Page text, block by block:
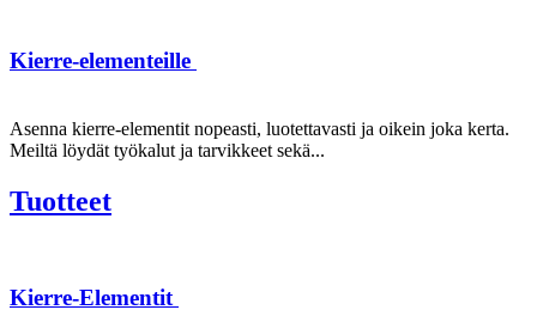
Kierre-elementeille
Asenna kierre-elementit nopeasti, luotettavasti ja oikein joka kerta.
Meiltä löydät työkalut ja tarvikkeet sekä...
Tuotteet
Kierre-Elementit